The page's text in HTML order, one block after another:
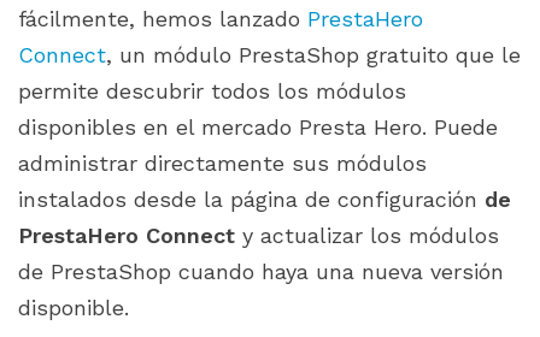
fácilmente, hemos lanzado PrestaHero
Connect, un módulo PrestaShop gratuito que le
permite descubrir todos los módulos
disponibles en el mercado Presta Hero. Puede
administrar directamente sus módulos
instalados desde la página de configuración de
PrestaHero Connect y actualizar los módulos
de PrestaShop cuando haya una nueva versión
disponible.